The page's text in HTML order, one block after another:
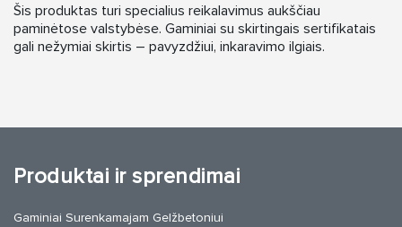
Šis produktas turi specialius reikalavimus aukščiau
paminėtose valstybėse. Gaminiai su skirtingais sertifikatais
gali nežymiai skirtis – pavyzdžiui, inkaravimo ilgiais.
Produktai ir sprendimai
Gaminiai Surenkamajam Gelžbetoniui